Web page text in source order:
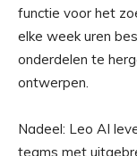
functie voor het
elke week uren
onderdelen te
ontwerpen.
Nadeel: Leo AI
teams met